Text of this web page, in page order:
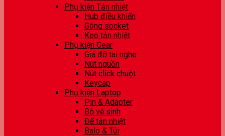
Phụ kiện Tản nhiệt
Hub điều khiển
Gông socket
Keo tản nhiệt
Phụ kiện Gear
Giá đỡ tai nghe
Nút nguồn
Nút click chuột
Keycap
Phụ kiện Laptop
Pin & Adapter
Bộ vệ sinh
Đế tản nhiệt
Balo & Túi